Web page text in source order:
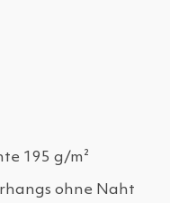
195 g/m²
ohne Naht